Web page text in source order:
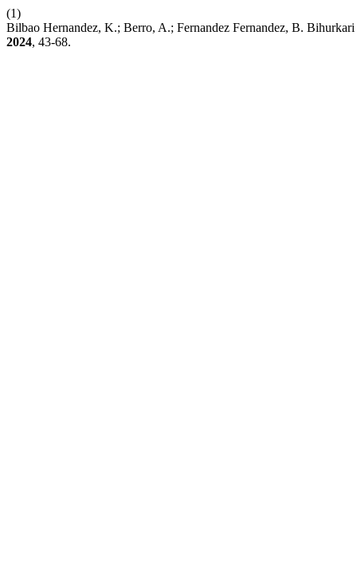
(1)
Bilbao Hernandez, K.; Berro, A.; Fernandez Fernandez, B.
2024, 43-68.